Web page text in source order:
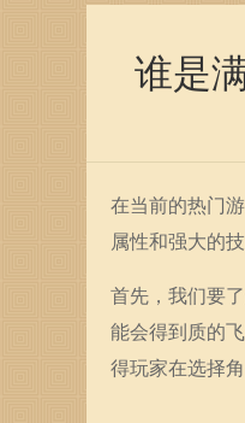
谁是
在当前的热门
属性和强大的
首先，我们要
能会得到质的
得玩家在选择